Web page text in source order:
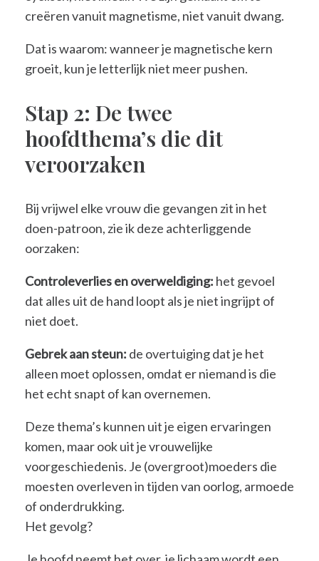
creëren vanuit magnetisme, niet vanuit dwang.
Dat is waarom: wanneer je magnetische kern
groeit, kun je letterlijk niet meer pushen.
Stap 2: De twee
hoofdthema’s die dit
veroorzaken
Bij vrijwel elke vrouw die gevangen zit in het
doen-patroon, zie ik deze achterliggende
oorzaken:
Controleverlies en overweldiging: het gevoel
dat alles uit de hand loopt als je niet ingrijpt of
niet doet.
Gebrek aan steun: de overtuiging dat je het
alleen moet oplossen, omdat er niemand is die
het echt snapt of kan overnemen.
Deze thema’s kunnen uit je eigen ervaringen
komen, maar ook uit je vrouwelijke
voorgeschiedenis. Je (overgroot)moeders die
moesten overleven in tijden van oorlog, armoede
of onderdrukking.
Het gevolg?